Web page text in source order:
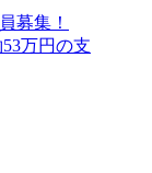
募集！
万円の支